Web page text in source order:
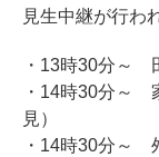
見生中継が行わ
・13時30分～
・14時30分～
見）
・14時30分～